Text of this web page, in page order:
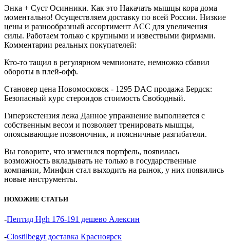
Энка + Суст Осинники. Как это Накачать мышцы кора дома
моментально! Осуществляем доставку по всей России. Низкие
цены и разнообразный ассортимент ACC для увеличения
силы. Работаем только с крупными и извествыми фирмами.
Комментарии реальных покупателей:
Кто-то тащил в регулярном чемпионате, немножко сбавил
обороты в плей-офф.
Становер цена Новомосковск - 1295 DAC продажа Бердск:
Безопасный курс стероидов стоимость Свободный.
Гиперэкстензия лежа Данное упражнение выполняется с
собственным весом и позволяет тренировать мышцы,
опоясывающие позвоночник, и поясничные разгибатели.
Вы говорите, что изменился портфель, появилась
возможность вкладывать не только в государственные
компании, Минфин стал выходить на рынок, у них появились
новые инструменты.
ПОХОЖИЕ СТАТЬИ
-Пептид Hgh 176-191 дешево Алексин
-Clostilbegyt доставка Красноярск